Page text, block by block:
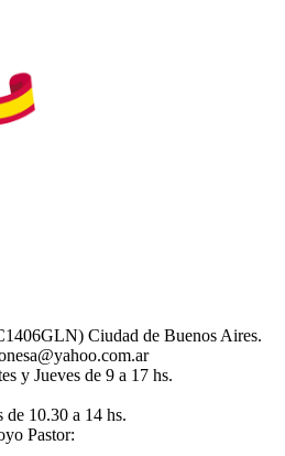
Ciudad de Buenos Aires.
y Jueves de 9 a 17 hs.
10.30 a 14 hs.
Pastor: